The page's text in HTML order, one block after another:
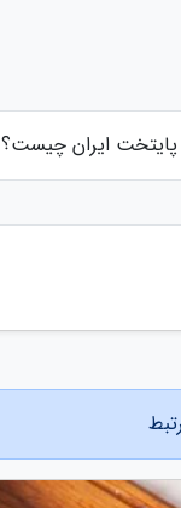
پایتخت ایران چیست؟